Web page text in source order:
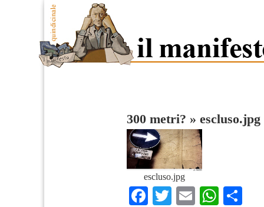
300 metri? » escluso.jpg
escluso.jpg
Facebook
TwitterEmail